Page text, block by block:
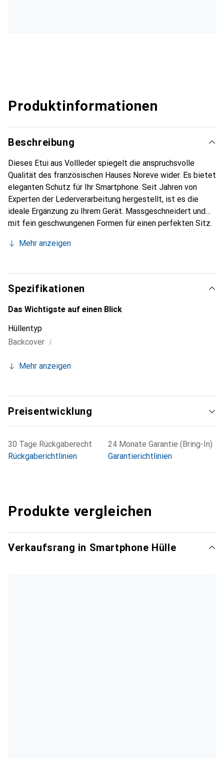
Produktinformationen
Beschreibung
Dieses Etui aus Vollleder spiegelt die anspruchsvolle
Qualität des französischen Hauses Noreve wider. Es bietet
eleganten Schutz für Ihr Smartphone. Seit Jahren von
Experten der Lederverarbeitung hergestellt, ist es die
ideale Ergänzung zu Ihrem Gerät. Massgeschneidert und
mit fein geschwungenen Formen für einen perfekten Sitz.
Smartphone. Die Marke Noreve ist international für ihre
für den anspruchsvollen Kunden.
Mehr anzeigen
Spezifikationen
Das Wichtigste auf einen Blick
Hüllentyp
Backcover i
Mehr anzeigen
Preisentwicklung
30 Tage Rückgaberecht
Rückgaberichtlinien
24 Monate Garantie (Bring-In)
Garantierichtlinien
Produkte vergleichen
Verkaufsrang in Smartphone Hülle